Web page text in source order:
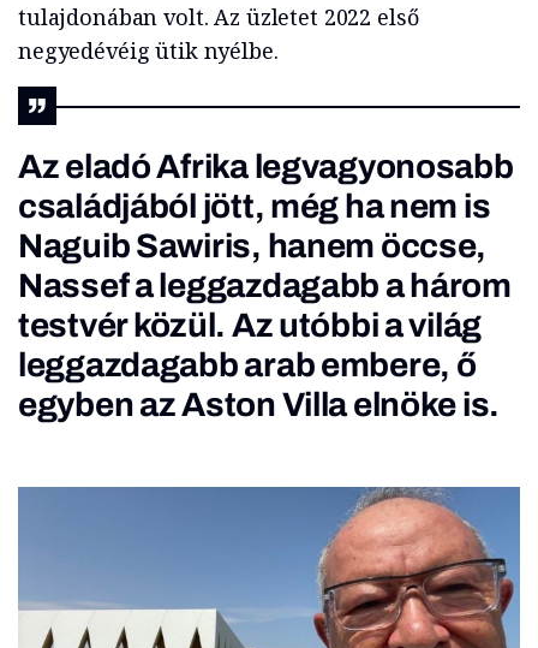
tulajdonában volt. Az üzletet 2022 első
negyedévéig ütik nyélbe.
Az eladó Afrika legvagyonosabb
családjából jött, még ha nem is
Naguib Sawiris, hanem öccse,
Nassef a leggazdagabb a három
testvér közül. Az utóbbi a világ
leggazdagabb arab embere, ő
egyben az Aston Villa elnöke is.